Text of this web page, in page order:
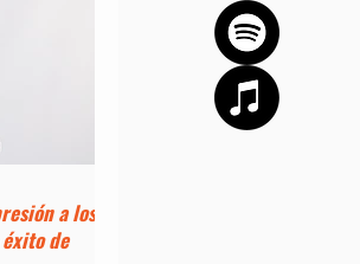
a los
de